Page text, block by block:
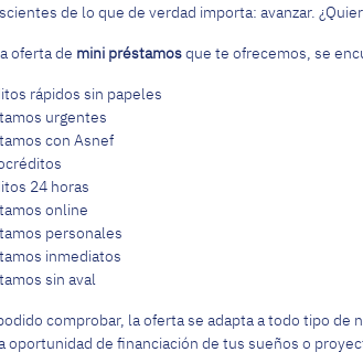
de lo que de verdad importa: avanzar.
oferta de mini préstamosque te ofrecemos, se
rápidos sin papeles
urgentes
con Asnef
24 horas
online
personales
inmediatos
sin aval
comprobar, la oferta se adapta a todo tipo
oportunidad de financiación de tus sueños o